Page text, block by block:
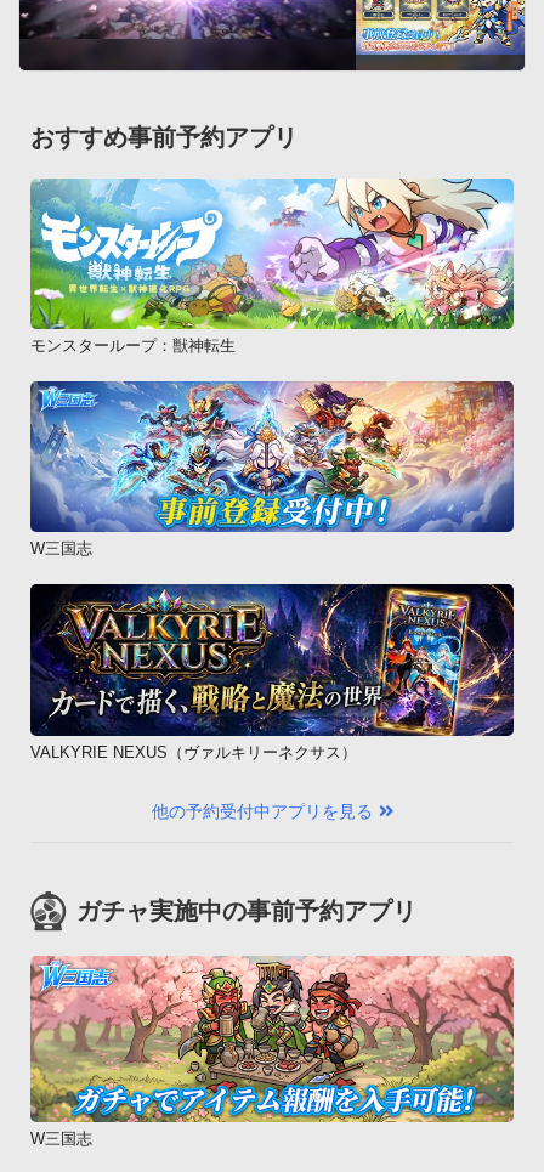
おすすめ事前予約アプリ
モンスターループ：獣神転生
W三国志
VALKYRIE NEXUS（ヴァルキリーネクサス）
他の予約受付中アプリを見る
ガチャ実施中の事前予約アプリ
W三国志